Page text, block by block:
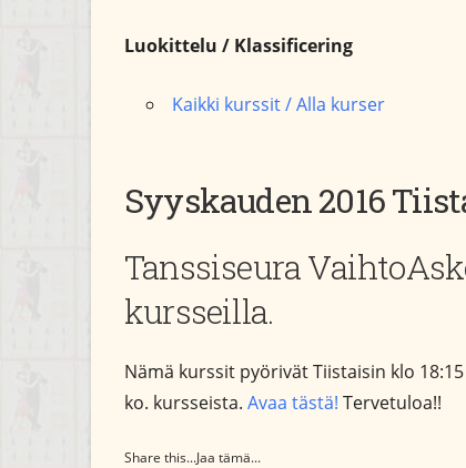
Luokittelu / Klassificering
Kaikki kurssit / Alla kurser
Syyskauden 2016
Tanssiseura
kursseilla.
Nämä kurssit pyörivät Tiistaisin klo
ko. kursseista. Avaa tästä! Tervetuloa!!
Share this...Jaa tämä...